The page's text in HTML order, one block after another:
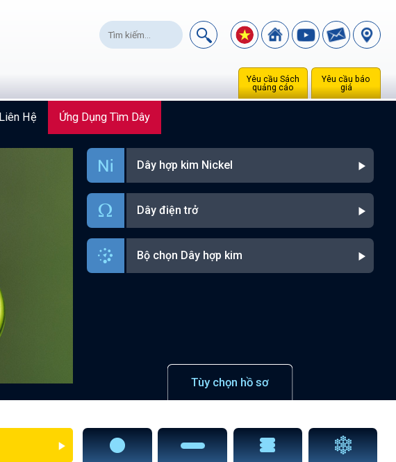
Yêu cầu báo
giá
Yêu cầu Sách
quảng cáo
Liên Hệ Ứng Dụng Tìm Dây
Dây hợp kim Nickel
Dây điện trở
Bộ chọn Dây hợp kim
Tùy chọn hồ sơ